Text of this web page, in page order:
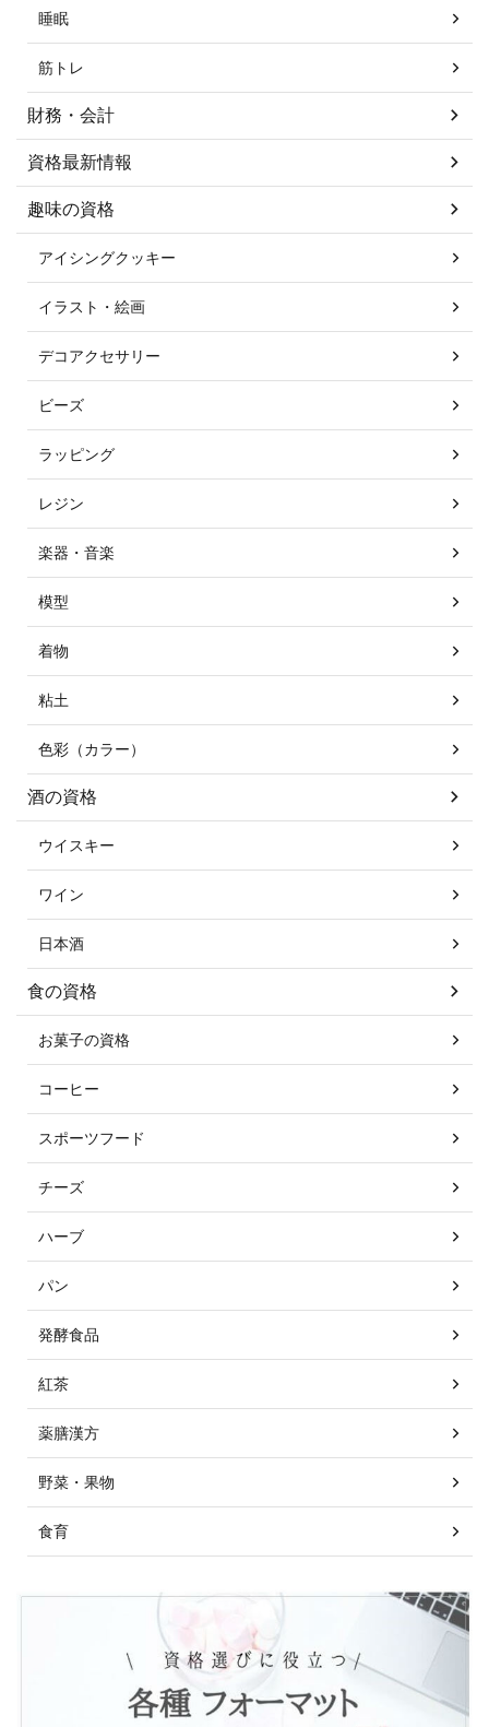
睡眠
筋トレ
財務・会計
資格最新情報
趣味の資格
アイシングクッキー
イラスト・絵画
デコアクセサリー
ビーズ
ラッピング
レジン
楽器・音楽
模型
着物
粘土
色彩（カラー）
酒の資格
ウイスキー
ワイン
日本酒
食の資格
お菓子の資格
コーヒー
スポーツフード
チーズ
ハーブ
パン
発酵食品
紅茶
薬膳漢方
野菜・果物
食育